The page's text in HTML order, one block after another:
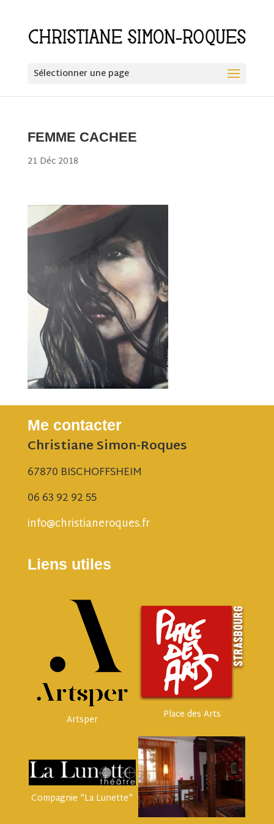
Sélectionner une page
FEMME CACHEE
21 Déc 2018
Me contacter
Christiane Simon-Roques
67870 BISCHOFFSHEIM
06 63 92 92 55
info@christianeroques.fr
Liens utiles
Artsper Place des Arts
Compagnie "La Lunette"